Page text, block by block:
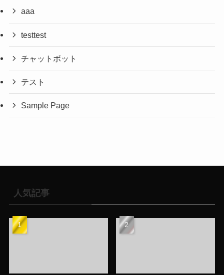
aaa
testtest
チャットボット
テスト
Sample Page
人気記事